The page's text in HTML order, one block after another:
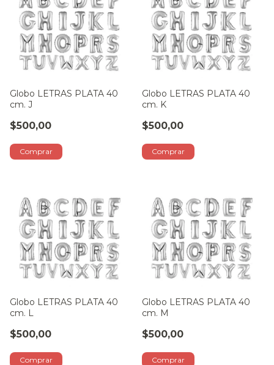
Globo LETRAS PLATA 40
cm. J
$500,00
Globo LETRAS PLATA 40
cm. K
$500,00
Globo LETRAS PLATA 40
cm. L
$500,00
Globo LETRAS PLATA 40
cm. M
$500,00